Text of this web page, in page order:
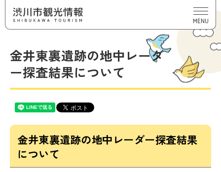
MENU
金井東裏遺跡の地中レーダ
ー探査結果について
金井東裏遺跡の地中レーダー探査結果
について